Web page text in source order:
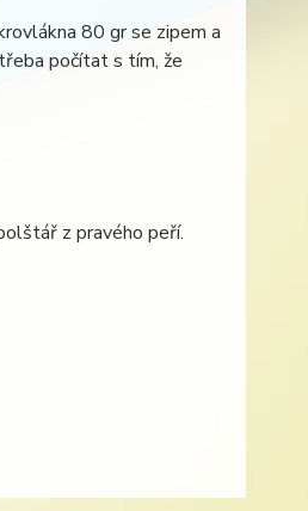
80 gr se zipem a
počítat s tím, že
z pravého peří.